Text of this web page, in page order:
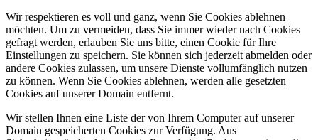
Wir respektieren es voll und ganz, wenn Sie Cookies ablehnen
möchten. Um zu vermeiden, dass Sie immer wieder nach Cookies
gefragt werden, erlauben Sie uns bitte, einen Cookie für Ihre
Einstellungen zu speichern. Sie können sich jederzeit abmelden oder
andere Cookies zulassen, um unsere Dienste vollumfänglich nutzen
zu können. Wenn Sie Cookies ablehnen, werden alle gesetzten
Cookies auf unserer Domain entfernt.
Wir stellen Ihnen eine Liste der von Ihrem Computer auf unserer
Domain gespeicherten Cookies zur Verfügung. Aus